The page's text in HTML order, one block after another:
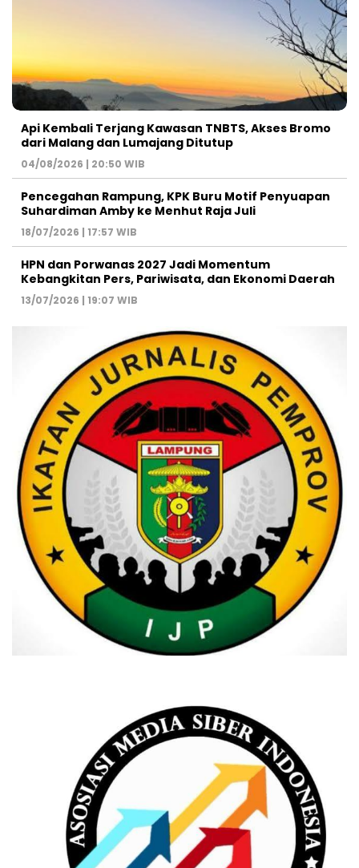
Api Kembali Terjang Kawasan TNBTS, Akses Bromo
dari Malang dan Lumajang Ditutup
04/08/2026 | 20:50 WIB
Pencegahan Rampung, KPK Buru Motif Penyuapan
Suhardiman Amby ke Menhut Raja Juli
18/07/2026 | 17:57 WIB
HPN dan Porwanas 2027 Jadi Momentum
Kebangkitan Pers, Pariwisata, dan Ekonomi Daerah
13/07/2026 | 19:07 WIB